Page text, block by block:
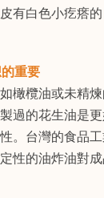
有白色小疙瘩
重要
橄欖油或未精煉
過的花生油是更
。台灣的食品
性的油炸油對